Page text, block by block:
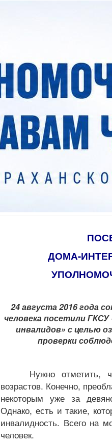
ДОМА-
24 августа 2016 года
человека посетили
инвалидов» с целью
проверки
Нужно отметить,
возрастов. Конечно,
некоторым уже за
Однако, есть и такие,
инвалидность. Всего на
человек.